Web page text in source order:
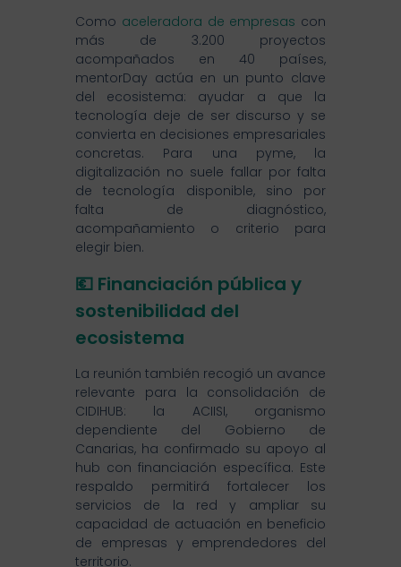
Como aceleradora de empresas con
más de 3.200 proyectos
acompañados en 40 países,
mentorDay actúa en un punto clave
del ecosistema: ayudar a que la
tecnología deje de ser discurso y se
convierta en decisiones empresariales
concretas. Para una pyme, la
digitalización no suele fallar por falta
de tecnología disponible, sino por
falta de diagnóstico,
acompañamiento o criterio para
elegir bien.
💶 Financiación pública y
sostenibilidad del
ecosistema
La reunión también recogió un avance
relevante para la consolidación de
CIDIHUB: la ACIISI, organismo
dependiente del Gobierno de
Canarias, ha confirmado su apoyo al
hub con financiación específica. Este
respaldo permitirá fortalecer los
servicios de la red y ampliar su
capacidad de actuación en beneficio
de empresas y emprendedores del
territorio.